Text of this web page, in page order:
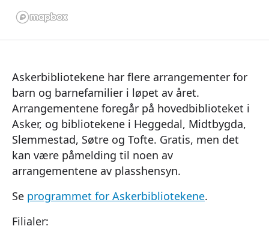
Askerbibliotekene har flere arrangementer for
barn og barnefamilier i løpet av året.
Arrangementene foregår på hovedbiblioteket i
Asker, og bibliotekene i Heggedal, Midtbygda,
Slemmestad, Søtre og Tofte. Gratis, men det
kan være påmelding til noen av
arrangementene av plasshensyn.
Se programmet for Askerbibliotekene.
Filialer: